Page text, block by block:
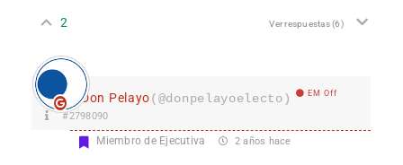
2 Ver respuestas(6)
Don Pelayo(@donpelayoelecto) EM Off
#2798090
Miembro de Ejecutiva 2 años hace